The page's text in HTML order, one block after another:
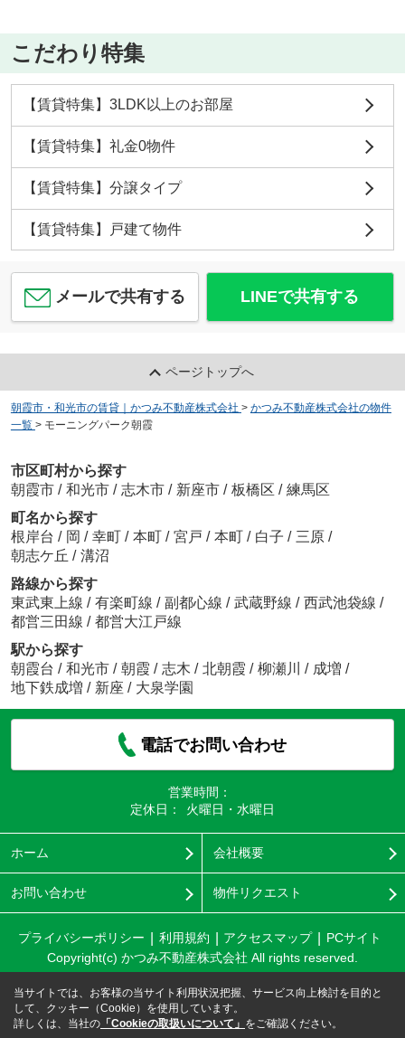
こだわり特集
【賃貸特集】3LDK以上のお部屋
【賃貸特集】礼金0物件
【賃貸特集】分譲タイプ
【賃貸特集】戸建て物件
メールで共有する LINEで共有する
ページトップへ
朝霞市・和光市の賃貸｜かつみ不動産株式会社 > かつみ不動産株式会社の物件
一覧 > モーニングパーク朝霞
市区町村から探す
朝霞市 / 和光市 / 志木市 / 新座市 / 板橋区 / 練馬区
町名から探す
根岸台 / 岡 / 幸町 / 本町 / 宮戸 / 本町 / 白子 / 三原 /
朝志ケ丘 / 溝沼
路線から探す
東武東上線 / 有楽町線 / 副都心線 / 武蔵野線 / 西武池袋線 /
都営三田線 / 都営大江戸線
駅から探す
朝霞台 / 和光市 / 朝霞 / 志木 / 北朝霞 / 柳瀬川 / 成増 /
地下鉄成増 / 新座 / 大泉学園
電話でお問い合わせ
営業時間：
定休日：
火曜日・水曜日
ホーム 会社概要
お問い合わせ 物件リクエスト
プライバシーポリシー 利用規約 アクセスマップ
PCサイト
Copyright(c) かつみ不動産株式会社 All rights reserved.
当サイトでは、お客様の当サイト利用状況把握、サービス向上検討を目的と
して、クッキー（Cookie）を使用しています。
詳しくは、当社の 「Cookieの取扱いについて」 をご確認ください。